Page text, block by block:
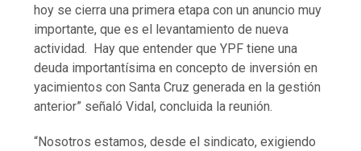
hoy se cierra una primera etapa con un anuncio muy
importante, que es el levantamiento de nueva
actividad. Hay que entender que YPF tiene una
deuda importantísima en concepto de inversión en
yacimientos con Santa Cruz generada en la gestión
anterior” señaló Vidal, concluida la reunión.
“Nosotros estamos, desde el sindicato, exigiendo